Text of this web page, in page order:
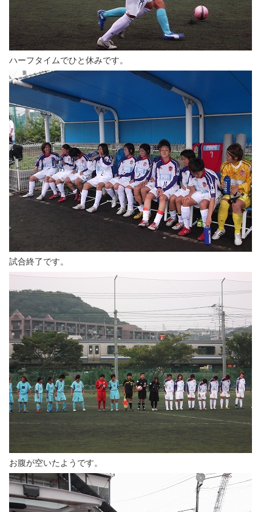
ハーフタイムでひと休みです。
試合終了です。
お腹が空いたようです。